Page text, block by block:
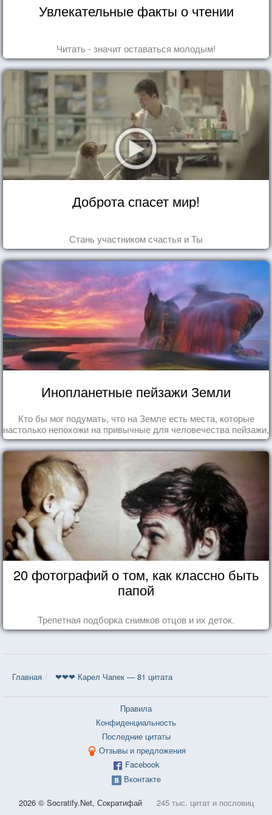
Увлекательные факты о чтении
Читать - значит оставаться молодым!
Доброта спасет мир!
Стань участником счастья и Ты
Инопланетные пейзажи Земли
Кто бы мог подумать, что на Земле есть места, которые
настолько непохожи на привычные для человечества пейзажи,
что кажутся и вовсе инопланетными!
20 фотографий о том, как классно быть
папой
Трепетная подборка снимков отцов и их деток.
Главная ❤❤❤ Карел Чапек — 81 цитата
Правила
Конфиденциальность
Последние цитаты
Отзывы и предложения
Facebook
Вконтакте
2026 © Socratify.Net, Сократифай 245 тыс. цитат и пословиц